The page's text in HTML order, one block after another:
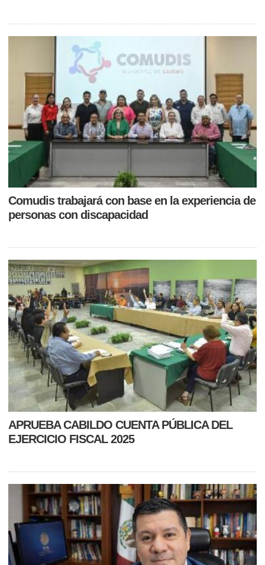
Comudis trabajará con base en la experiencia de
personas con discapacidad
APRUEBA CABILDO CUENTA PÚBLICA DEL
EJERCICIO FISCAL 2025